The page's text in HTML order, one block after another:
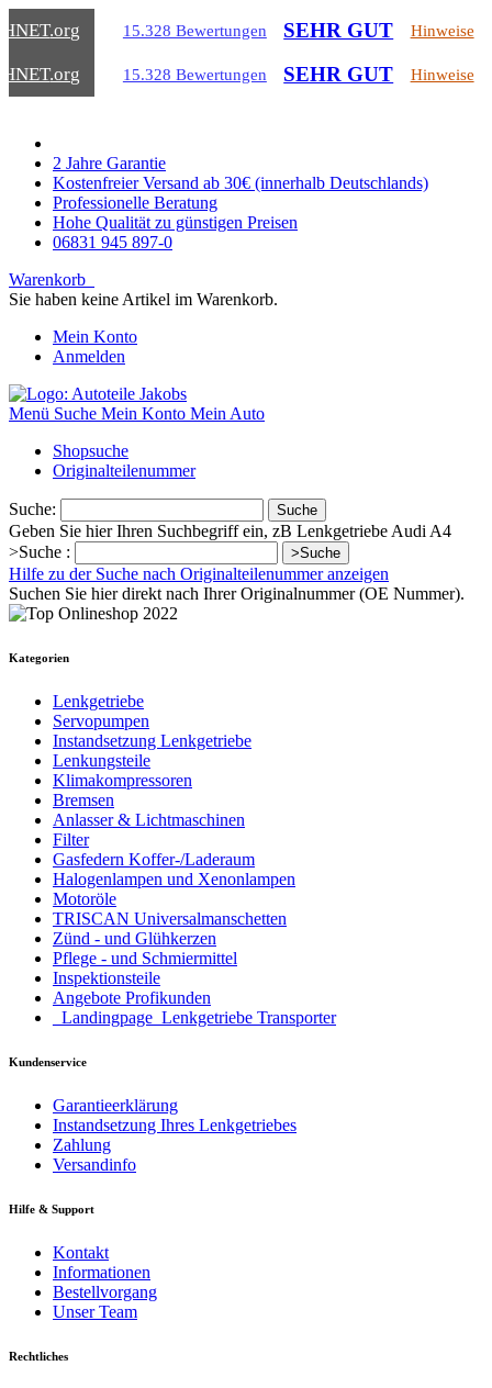
.org 15.328 Bewertungen SEHR GUT Hinweise
.org 15.328 Bewertungen SEHR GUT Hinweise
2 Jahre Garantie
Kostenfreier Versand ab 30€ (innerhalb Deutschlands)
Professionelle Beratung
Hohe Qualität zu günstigen Preisen
06831 945 897-0
Warenkorb
Sie haben keine Artikel im Warenkorb.
Mein Konto
Anmelden
Menü Suche Mein Konto Mein Auto
Shopsuche
Originalteilenummer
Suche: Suche
Geben Sie hier Ihren Suchbegriff ein, zB Lenkgetriebe Audi A4
>Suche :
>Suche
Hilfe zu der Suche nach Originalteilenummer anzeigen
Suchen Sie hier direkt nach Ihrer Originalnummer (OE Nummer).
Kategorien
Lenkgetriebe
Servopumpen
Instandsetzung Lenkgetriebe
Lenkungsteile
Klimakompressoren
Bremsen
Anlasser & Lichtmaschinen
Filter
Gasfedern Koffer-/Laderaum
Halogenlampen und Xenonlampen
Motoröle
TRISCAN Universalmanschetten
Zünd - und Glühkerzen
Pflege - und Schmiermittel
Inspektionsteile
Angebote Profikunden
_Landingpage_Lenkgetriebe Transporter
Kundenservice
Garantieerklärung
Instandsetzung Ihres Lenkgetriebes
Zahlung
Versandinfo
Hilfe & Support
Kontakt
Informationen
Bestellvorgang
Unser Team
Rechtliches